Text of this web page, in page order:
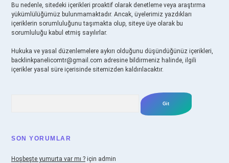
Bu nedenle, sitedeki içerikleri proaktif olarak denetleme veya araştırma
yükümlülüğümüz bulunmamaktadır. Ancak, üyelerimiz yazdıkları
içeriklerin sorumluluğunu taşımakta olup, siteye üye olarak bu
sorumluluğu kabul etmiş sayılırlar.
Hukuka ve yasal düzenlemelere aykırı olduğunu düşündüğünüz içerikleri,
backlinkpanelicomtr@gmail.com adresine bildirmeniz halinde, ilgili
içerikler yasal süre içerisinde sitemizden kaldırılacaktır.
SON YORUMLAR
Hoşbeşte yumurta var mı ? için admin